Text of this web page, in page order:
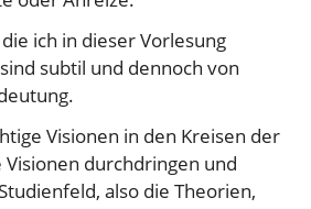
ich in dieser Vorlesung
subtil und dennoch von
Visionen in den Kreisen der
Visionen durchdringen und
also die Theorien,